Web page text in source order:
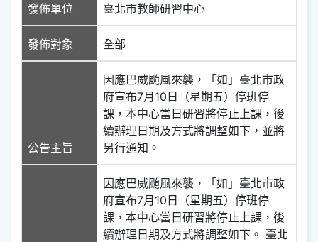
發佈單位 臺北市教師研習中心
發佈對象 全部
公告主旨
因應巴威颱風來襲，「如」臺北市政
府宣布7月10日（星期五）停班停
課，本中心當日研習將停止上課，後
續辦理日期及方式將調整如下，並將
另行通知。
因應巴威颱風來襲，「如」臺北市政
府宣布7月10日（星期五）停班停
課，本中心當日研習將停止上課，後
續辦理日期及方式將調整如下。 臺北